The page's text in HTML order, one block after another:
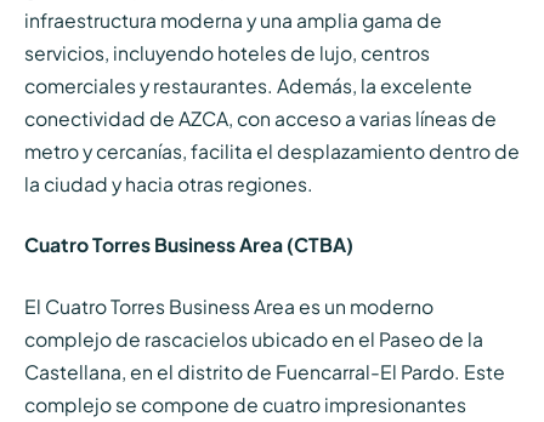
infraestructura moderna y una amplia gama de
servicios, incluyendo hoteles de lujo, centros
comerciales y restaurantes. Además, la excelente
conectividad de AZCA, con acceso a varias líneas de
metro y cercanías, facilita el desplazamiento dentro de
la ciudad y hacia otras regiones.
Cuatro Torres Business Area (CTBA)
El Cuatro Torres Business Area es un moderno
complejo de rascacielos ubicado en el Paseo de la
Castellana, en el distrito de Fuencarral-El Pardo. Este
complejo se compone de cuatro impresionantes